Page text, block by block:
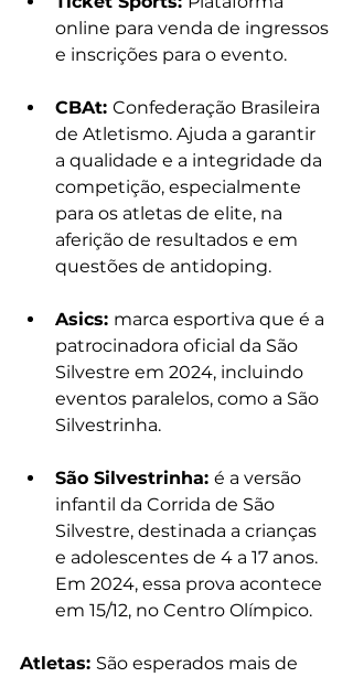
online para venda de ingressos
e inscrições para o evento.
CBAt: Confederação Brasileira
de Atletismo. Ajuda a garantir
a qualidade e a integridade da
competição, especialmente
para os atletas de elite, na
aferição de resultados e em
questões de antidoping.
Asics: marca esportiva que é a
patrocinadora oficial da São
Silvestre em 2024, incluindo
eventos paralelos, como a São
Silvestrinha.
São Silvestrinha: é a versão
infantil da Corrida de São
Silvestre, destinada a crianças
e adolescentes de 4 a 17 anos.
Em 2024, essa prova acontece
em 15/12, no Centro Olímpico.
Atletas: São esperados mais de